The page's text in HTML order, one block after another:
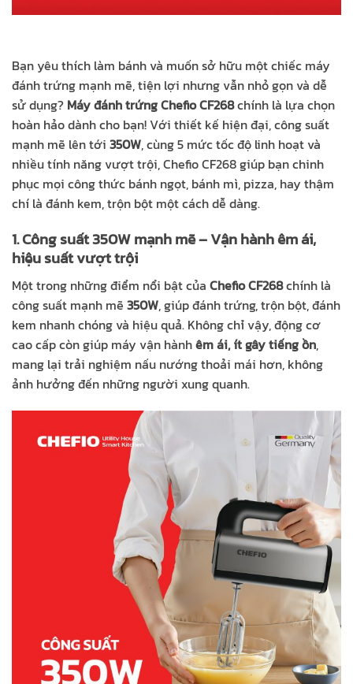
Bạn yêu thích làm bánh và muốn sở hữu một chiếc máy
đánh trứng mạnh mẽ, tiện lợi nhưng vẫn nhỏ gọn và dễ
sử dụng? Máy đánh trứng Chefio CF268chính là lựa chọn
hoàn hảo dành cho bạn! Với thiết kế hiện đại, công suất
mạnh mẽ lên tới 350W, cùng 5 mức tốc độ linh hoạt và
nhiều tính năng vượt trội, Chefio CF268 giúp bạn chinh
phục mọi công thức bánh ngọt, bánh mì, pizza, hay thậm
chí là đánh kem, trộn bột một cách dễ dàng.
1. Công suất 350W mạnh mẽ – Vận hành êm ái,
hiệu suất vượt trội
Một trong những điểm nổi bật của Chefio CF268chính là
công suất mạnh mẽ 350W, giúp đánh trứng, trộn bột, đánh
kem nhanh chóng và hiệu quả. Không chỉ vậy, động cơ
cao cấp còn giúp máy vận hànhêm ái, ít gây tiếng ồn,
mang lại trải nghiệm nấu nướng thoải mái hơn, không
ảnh hưởng đến những người xung quanh.